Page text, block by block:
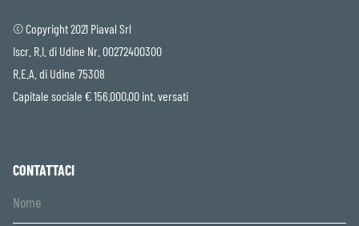
© Copyright 2021 Piaval Srl
Iscr. R.I. di Udine Nr. 00272400300
R.E.A. di Udine 75308
Capitale sociale € 156.000,00 int. versati
CONTATTACI